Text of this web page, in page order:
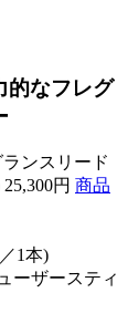
的なフレグ
ランスリード
円 商品
1本)
ーザースティ